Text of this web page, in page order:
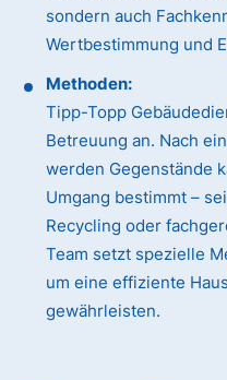
sondern auch
Wertbestimmung und
Methoden:
Tipp-Topp
Betreuung an. Nach
werden Gegenstände
Umgang bestimmt –
Recycling oder
Team setzt spezielle
um eine effiziente
gewährleisten.